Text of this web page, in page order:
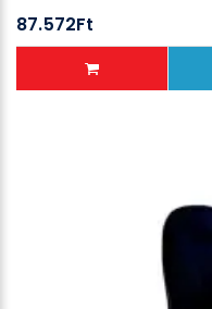
Teherbírás
87.572Ft